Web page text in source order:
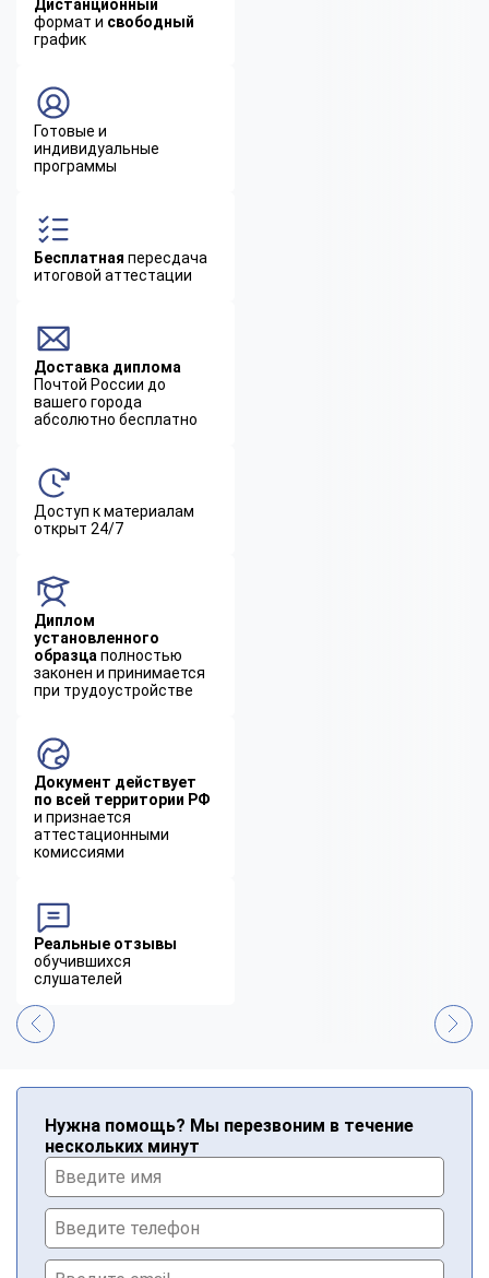
Дистанционный
формат и свободный
график
Готовые и
индивидуальные
программы
Бесплатная пересдача
итоговой аттестации
Доставка диплома
Почтой России до
вашего города
абсолютно бесплатно
Доступ к материалам
открыт 24/7
Диплом
установленного
образца полностью
законен и принимается
при трудоустройстве
Документ действует
по всей территории РФ
и признается
аттестационными
комиссиями
Реальные отзывы
обучившихся
слушателей
Нужна помощь? Мы перезвоним в течение
нескольких минут